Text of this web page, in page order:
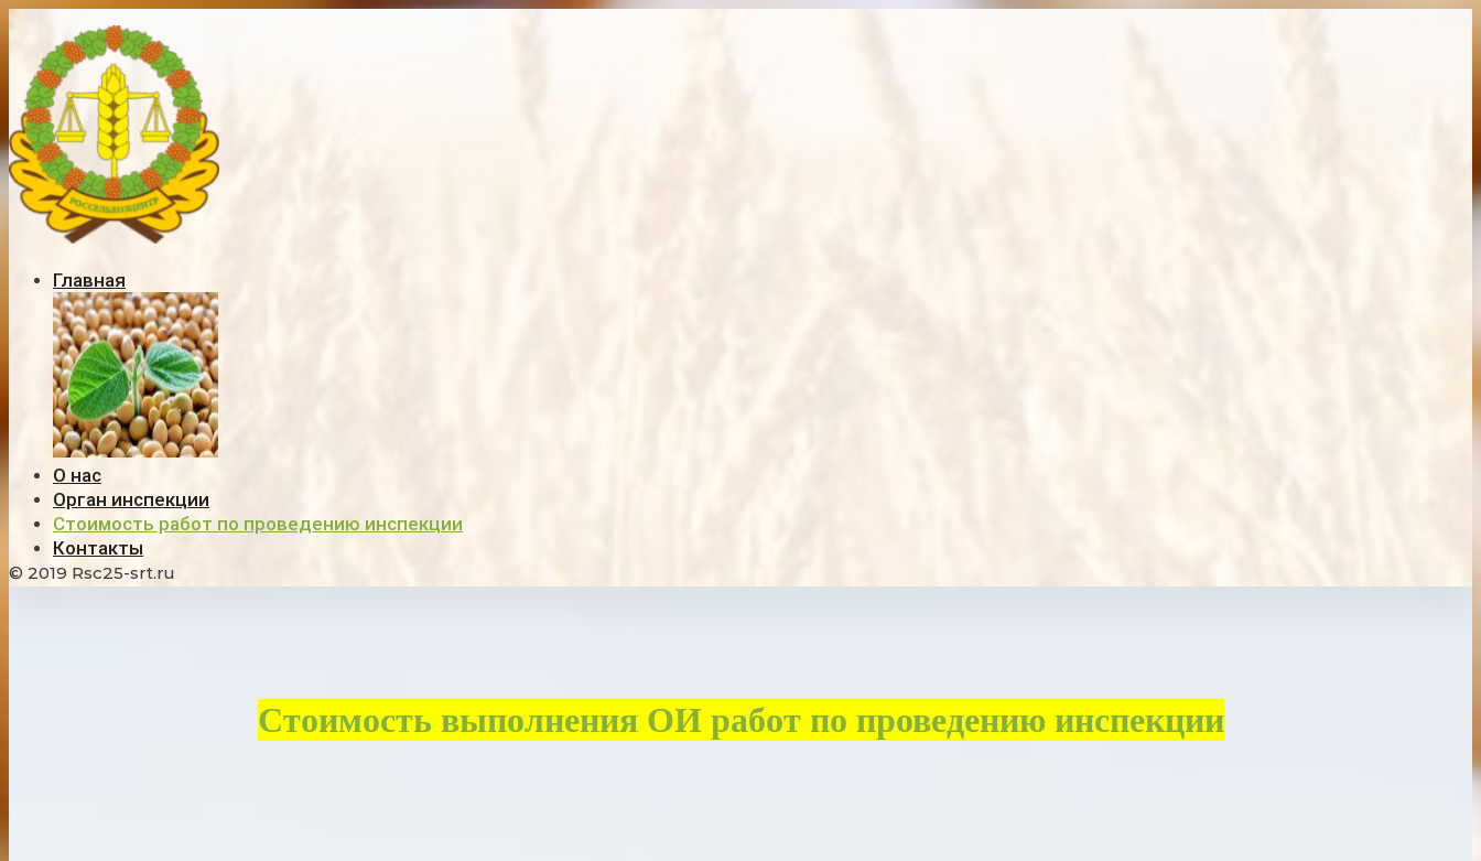
Главная
О нас
Орган инспекции
Стоимость работ по проведению инспекции
Контакты
© 2019 Rsc25-srt.ru
Стоимость выполнения ОИ работ по проведению инспекции